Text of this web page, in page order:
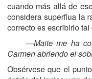
cuando más allá de
considera superflua la
correcto es escribirlo
—Maite me ha
Carmen abriendo el
Obsérvese que el